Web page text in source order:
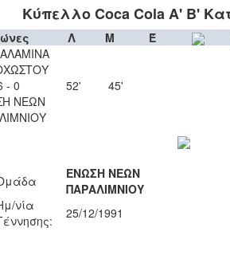
Κύπελλο Coca Cola Α' Β'
Λ Μ
Έ
- 0
ΝΕΩΝ
52' 45'
ΕΝΩΣΗ ΝΕΩΝ
ΠΑΡΑΛΙΜΝΙΟΥ
νία
25/12/1991